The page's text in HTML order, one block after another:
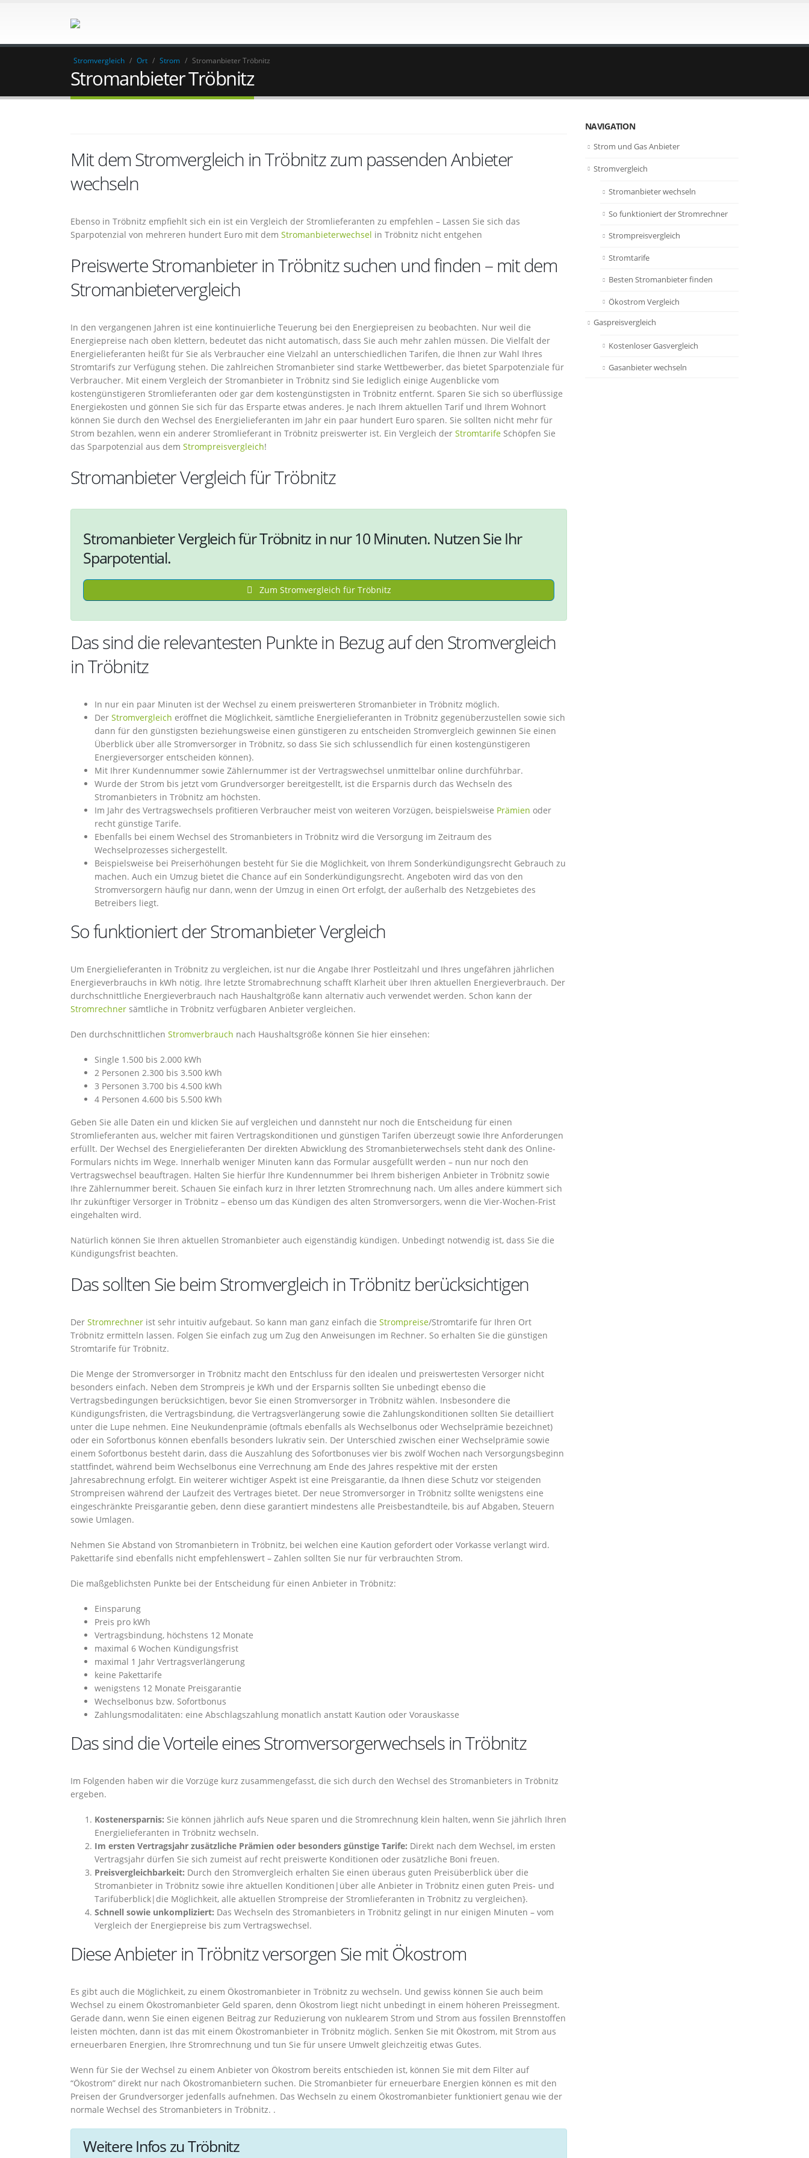
Stromvergleich / Ort / Strom / Stromanbieter Tröbnitz
Stromanbieter Tröbnitz
Mit dem Stromvergleich in Tröbnitz zum passenden Anbieter
wechseln
Ebenso in Tröbnitz empfiehlt sich ein ist ein Vergleich der Stromlieferanten zu empfehlen – Lassen Sie sich das
Sparpotenzial von mehreren hundert Euro mit dem Stromanbieterwechsel in Tröbnitz nicht entgehen
Preiswerte Stromanbieter in Tröbnitz suchen und finden – mit dem
Stromanbietervergleich
In den vergangenen Jahren ist eine kontinuierliche Teuerung bei den Energiepreisen zu beobachten. Nur weil die
Energiepreise nach oben klettern, bedeutet das nicht automatisch, dass Sie auch mehr zahlen müssen. Die Vielfalt der
Energielieferanten heißt für Sie als Verbraucher eine Vielzahl an unterschiedlichen Tarifen, die Ihnen zur Wahl Ihres
Stromtarifs zur Verfügung stehen. Die zahlreichen Stromanbieter sind starke Wettbewerber, das bietet Sparpotenziale für
Verbraucher. Mit einem Vergleich der Stromanbieter in Tröbnitz sind Sie lediglich einige Augenblicke vom
kostengünstigeren Stromlieferanten oder gar dem kostengünstigsten in Tröbnitz entfernt. Sparen Sie sich so überflüssige
Energiekosten und gönnen Sie sich für das Ersparte etwas anderes. Je nach Ihrem aktuellen Tarif und Ihrem Wohnort
können Sie durch den Wechsel des Energielieferanten im Jahr ein paar hundert Euro sparen. Sie sollten nicht mehr für
Strom bezahlen, wenn ein anderer Stromlieferant in Tröbnitz preiswerter ist. Ein Vergleich der Stromtarife Schöpfen Sie
das Sparpotenzial aus dem Strompreisvergleich!
Stromanbieter Vergleich für Tröbnitz
Stromanbieter Vergleich für Tröbnitz in nur 10 Minuten. Nutzen Sie Ihr
Sparpotential.
Zum Stromvergleich für Tröbnitz
Das sind die relevantesten Punkte in Bezug auf den Stromvergleich
in Tröbnitz
In nur ein paar Minuten ist der Wechsel zu einem preiswerteren Stromanbieter in Tröbnitz möglich.
Der Stromvergleich eröffnet die Möglichkeit, sämtliche Energielieferanten in Tröbnitz gegenüberzustellen sowie sich
dann für den günstigsten beziehungsweise einen günstigeren zu entscheiden Stromvergleich gewinnen Sie einen
Überblick über alle Stromversorger in Tröbnitz, so dass Sie sich schlussendlich für einen kostengünstigeren
Energieversorger entscheiden können}.
Mit Ihrer Kundennummer sowie Zählernummer ist der Vertragswechsel unmittelbar online durchführbar.
Wurde der Strom bis jetzt vom Grundversorger bereitgestellt, ist die Ersparnis durch das Wechseln des
Stromanbieters in Tröbnitz am höchsten.
Im Jahr des Vertragswechsels profitieren Verbraucher meist von weiteren Vorzügen, beispielsweise Prämien oder
recht günstige Tarife.
Ebenfalls bei einem Wechsel des Stromanbieters in Tröbnitz wird die Versorgung im Zeitraum des
Wechselprozesses sichergestellt.
Beispielsweise bei Preiserhöhungen besteht für Sie die Möglichkeit, von Ihrem Sonderkündigungsrecht Gebrauch zu
machen. Auch ein Umzug bietet die Chance auf ein Sonderkündigungsrecht. Angeboten wird das von den
Stromversorgern häufig nur dann, wenn der Umzug in einen Ort erfolgt, der außerhalb des Netzgebietes des
Betreibers liegt.
So funktioniert der Stromanbieter Vergleich
Um Energielieferanten in Tröbnitz zu vergleichen, ist nur die Angabe Ihrer Postleitzahl und Ihres ungefähren jährlichen
Energieverbrauchs in kWh nötig. Ihre letzte Stromabrechnung schafft Klarheit über Ihren aktuellen Energieverbrauch. Der
durchschnittliche Energieverbrauch nach Haushaltgröße kann alternativ auch verwendet werden. Schon kann der
Stromrechner sämtliche in Tröbnitz verfügbaren Anbieter vergleichen.
Den durchschnittlichen Stromverbrauch nach Haushaltsgröße können Sie hier einsehen:
Single 1.500 bis 2.000 kWh
2 Personen 2.300 bis 3.500 kWh
3 Personen 3.700 bis 4.500 kWh
4 Personen 4.600 bis 5.500 kWh
Geben Sie alle Daten ein und klicken Sie auf vergleichen und dannsteht nur noch die Entscheidung für einen
Stromlieferanten aus, welcher mit fairen Vertragskonditionen und günstigen Tarifen überzeugt sowie Ihre Anforderungen
erfüllt. Der Wechsel des Energielieferanten Der direkten Abwicklung des Stromanbieterwechsels steht dank des Online-
Formulars nichts im Wege. Innerhalb weniger Minuten kann das Formular ausgefüllt werden – nun nur noch den
Vertragswechsel beauftragen. Halten Sie hierfür Ihre Kundennummer bei Ihrem bisherigen Anbieter in Tröbnitz sowie
Ihre Zählernummer bereit. Schauen Sie einfach kurz in Ihrer letzten Stromrechnung nach. Um alles andere kümmert sich
Ihr zukünftiger Versorger in Tröbnitz – ebenso um das Kündigen des alten Stromversorgers, wenn die Vier-Wochen-Frist
eingehalten wird.
Natürlich können Sie Ihren aktuellen Stromanbieter auch eigenständig kündigen. Unbedingt notwendig ist, dass Sie die
Kündigungsfrist beachten.
Das sollten Sie beim Stromvergleich in Tröbnitz berücksichtigen
Der Stromrechner ist sehr intuitiv aufgebaut. So kann man ganz einfach die Strompreise/Stromtarife für Ihren Ort
Tröbnitz ermitteln lassen. Folgen Sie einfach zug um Zug den Anweisungen im Rechner. So erhalten Sie die günstigen
Stromtarife für Tröbnitz.
Die Menge der Stromversorger in Tröbnitz macht den Entschluss für den idealen und preiswertesten Versorger nicht
besonders einfach. Neben dem Strompreis je kWh und der Ersparnis sollten Sie unbedingt ebenso die
Vertragsbedingungen berücksichtigen, bevor Sie einen Stromversorger in Tröbnitz wählen. Insbesondere die
Kündigungsfristen, die Vertragsbindung, die Vertragsverlängerung sowie die Zahlungskonditionen sollten Sie detailliert
unter die Lupe nehmen. Eine Neukundenprämie (oftmals ebenfalls als Wechselbonus oder Wechselprämie bezeichnet)
oder ein Sofortbonus können ebenfalls besonders lukrativ sein. Der Unterschied zwischen einer Wechselprämie sowie
einem Sofortbonus besteht darin, dass die Auszahlung des Sofortbonuses vier bis zwölf Wochen nach Versorgungsbeginn
stattfindet, während beim Wechselbonus eine Verrechnung am Ende des Jahres respektive mit der ersten
Jahresabrechnung erfolgt. Ein weiterer wichtiger Aspekt ist eine Preisgarantie, da Ihnen diese Schutz vor steigenden
Strompreisen während der Laufzeit des Vertrages bietet. Der neue Stromversorger in Tröbnitz sollte wenigstens eine
eingeschränkte Preisgarantie geben, denn diese garantiert mindestens alle Preisbestandteile, bis auf Abgaben, Steuern
sowie Umlagen.
Nehmen Sie Abstand von Stromanbietern in Tröbnitz, bei welchen eine Kaution gefordert oder Vorkasse verlangt wird.
Pakettarife sind ebenfalls nicht empfehlenswert – Zahlen sollten Sie nur für verbrauchten Strom.
Die maßgeblichsten Punkte bei der Entscheidung für einen Anbieter in Tröbnitz:
Einsparung
Preis pro kWh
Vertragsbindung, höchstens 12 Monate
maximal 6 Wochen Kündigungsfrist
maximal 1 Jahr Vertragsverlängerung
keine Pakettarife
wenigstens 12 Monate Preisgarantie
Wechselbonus bzw. Sofortbonus
Zahlungsmodalitäten: eine Abschlagszahlung monatlich anstatt Kaution oder Vorauskasse
Das sind die Vorteile eines Stromversorgerwechsels in Tröbnitz
Im Folgenden haben wir die Vorzüge kurz zusammengefasst, die sich durch den Wechsel des Stromanbieters in Tröbnitz
ergeben.
Kostenersparnis: Sie können jährlich aufs Neue sparen und die Stromrechnung klein halten, wenn Sie jährlich Ihren
Energielieferanten in Tröbnitz wechseln.
Im ersten Vertragsjahr zusätzliche Prämien oder besonders günstige Tarife: Direkt nach dem Wechsel, im ersten
Vertragsjahr dürfen Sie sich zumeist auf recht preiswerte Konditionen oder zusätzliche Boni freuen.
Preisvergleichbarkeit: Durch den Stromvergleich erhalten Sie einen überaus guten Preisüberblick über die
Stromanbieter in Tröbnitz sowie ihre aktuellen Konditionen|über alle Anbieter in Tröbnitz einen guten Preis- und
Tarifüberblick|die Möglichkeit, alle aktuellen Strompreise der Stromlieferanten in Tröbnitz zu vergleichen}.
Schnell sowie unkompliziert: Das Wechseln des Stromanbieters in Tröbnitz gelingt in nur einigen Minuten – vom
Vergleich der Energiepreise bis zum Vertragswechsel.
Diese Anbieter in Tröbnitz versorgen Sie mit Ökostrom
Es gibt auch die Möglichkeit, zu einem Ökostromanbieter in Tröbnitz zu wechseln. Und gewiss können Sie auch beim
Wechsel zu einem Ökostromanbieter Geld sparen, denn Ökostrom liegt nicht unbedingt in einem höheren Preissegment.
Gerade dann, wenn Sie einen eigenen Beitrag zur Reduzierung von nuklearem Strom und Strom aus fossilen Brennstoffen
leisten möchten, dann ist das mit einem Ökostromanbieter in Tröbnitz möglich. Senken Sie mit Ökostrom, mit Strom aus
erneuerbaren Energien, Ihre Stromrechnung und tun Sie für unsere Umwelt gleichzeitig etwas Gutes.
Wenn für Sie der Wechsel zu einem Anbieter von Ökostrom bereits entschieden ist, können Sie mit dem Filter auf
“Ökostrom” direkt nur nach Ökostromanbietern suchen. Die Stromanbieter für erneuerbare Energien können es mit den
Preisen der Grundversorger jedenfalls aufnehmen. Das Wechseln zu einem Ökostromanbieter funktioniert genau wie der
normale Wechsel des Stromanbieters in Tröbnitz. .
Weitere Infos zu Tröbnitz
NAVIGATION
Strom und Gas Anbieter
Stromvergleich
Stromanbieter wechseln
So funktioniert der Stromrechner
Strompreisvergleich
Stromtarife
Besten Stromanbieter finden
Ökostrom Vergleich
Gaspreisvergleich
Kostenloser Gasvergleich
Gasanbieter wechseln